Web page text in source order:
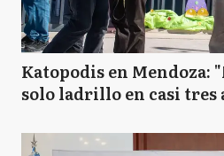
Katopodis en Mendoza:
solo ladrillo en casi tres